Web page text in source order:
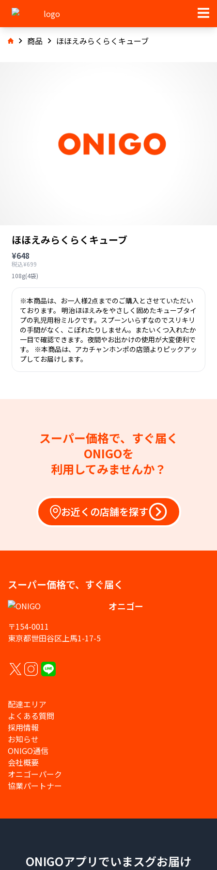
商品 ほほえみらくらくキューブ
ほほえみらくらくキューブ
¥648
税込¥699
108g(4袋)
※本商品は、お一人様2点までのご購入とさせていただい
ております。 明治ほほえみをやさしく固めたキューブタイ
プの乳児用粉ミルクです。スプーンいらずなのでスリキリ
の手間がなく、こぼれたりしません。またいくつ入れたか
一目で確認できます。夜間やお出かけの使用が大変便利で
す。 ※本商品は、アカチャンホンポの店頭よりピックアッ
プしてお届けします。
スーパー価格で、すぐ届く
ONIGOを
利用してみませんか？
お近くの店舗を探す
スーパー価格で、すぐ届く
オニゴー
〒154-0011
東京都世田谷区上馬1-17-5
配達エリア
よくある質問
採用情報
お知らせ
ONIGO通信
会社概要
オニゴーパーク
協業パートナー
ONIGOアプリでいまスグお届け